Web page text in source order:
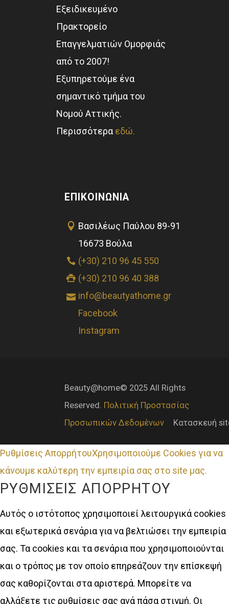
Εξειδικευμένο
Πρακτορείο
Επαγγελματιών Ομορφιάς
από το 2007!
Εξυπηρετούμε ένα
σημαντικό τμήμα του
Νομού Αττικής.
Περισσότεραεδώ.
ΕΠΙΚΟΙΝΩΝΊΑ
Βασιλέως Παύλου 89-91
16673 Βούλα
(+30) 210 96 45 550
(+30) 210 96 40 388
info@beautyathome.gr
Facebook
Instagram
Beauty@home© 2025 All Rights
Reserved. Πολιτική Προστασίας
Προσωπικών Δεδομένων
Κατασκευή
Ρυθμίσεις ΑπορρήτουΧρησιμοποιούμε Cookies για να
κάνουμε καλύτερη την εμπειρία σας στο site μας.
ΡΥΘΜΊΣΕΙΣ ΑΠΟΡΡΉΤΟΥ
Αυτός ο ιστότοπος χρησιμοποιεί λειτουργικά cookies
και εξωτερικά σενάρια για να βελτιώσει την εμπειρία
σας. Τα cookies και τα σενάρια που χρησιμοποιούνται
και ο τρόπος με τον οποίο επηρεάζουν την επίσκεψή
σας καθορίζονται στα αριστερά. Μπορείτε να
αλλάξετε τις ρυθμίσεις σας ανά πάσα στιγμή. Οι